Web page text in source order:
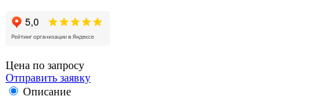
Цена по запросу
Отправить заявку
Описание